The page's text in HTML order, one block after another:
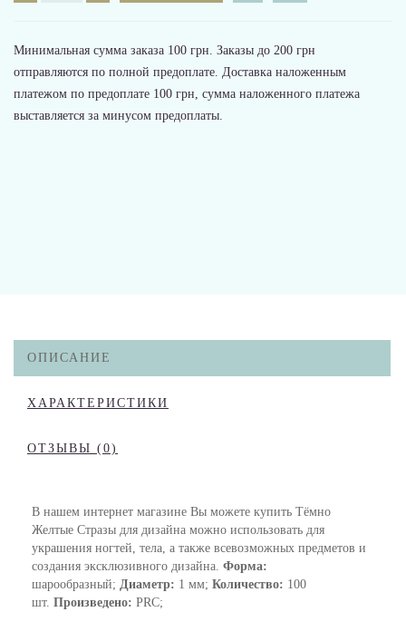
Минимальная сумма заказа 100 грн. Заказы до 200 грн
отправляются по полной предоплате. Доставка наложенным
платежом по предоплате 100 грн, сумма наложенного платежа
выставляется за минусом предоплаты.
ОПИСАНИЕ
ХАРАКТЕРИСТИКИ
ОТЗЫВЫ (0)
В нашем интернет магазине Вы можете купить Тёмно
Желтые Стразы для дизайна можно использовать для
украшения ногтей, тела, а также всевозможных предметов и
создания эксклюзивного дизайна. Форма:
шарообразный; Диаметр: 1 мм; Количество: 100
шт. Произведено: PRC;